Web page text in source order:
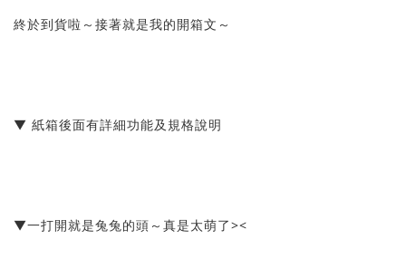
終於到貨啦～接著就是我的開箱文～
▼ 紙箱後面有詳細功能及規格說明
▼一打開就是兔兔的頭～真是太萌了><